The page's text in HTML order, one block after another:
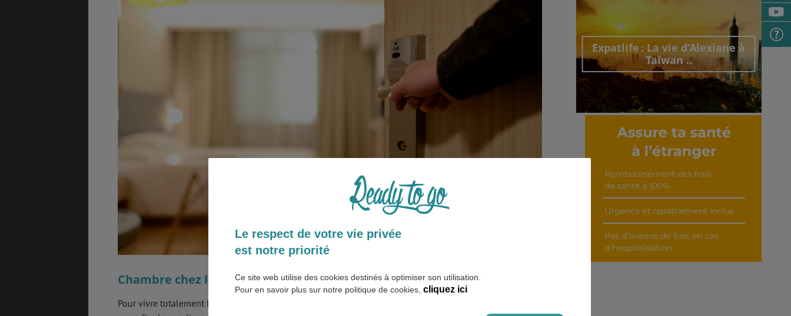
Chambre chez l’habitant
Pour vivre totalement l’expérience albanaise, dormir chez des locaux est la meilleure solution pour mieux
Expatlife : La vie d’Alexiane à
Taïwan ..
Le respect de votre vie privée
est notre priorité
Ce site web utilise des cookies destinés à optimiser son utilisation.
Pour en savoir plus sur notre politique de cookies, cliquez ici